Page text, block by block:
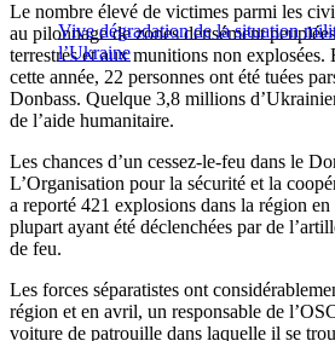
Vive dégradation de la situation
l’Ukraine
Le nombre élevé de victimes parmi les
au pilonnage de zones densément
terrestres et aux munitions non explosées.
cette année, 22 personnes ont été tuées
Donbass. Quelque 3,8 millions
de l’aide humanitaire.
Les chances d’un cessez-le-feu dans le
L’Organisation pour la sécurité et la
a reporté 421 explosions dans la région
plupart ayant été déclenchées par de
de feu.
Les forces séparatistes ont
région et en avril, un responsable de
voiture de patrouille dans laquelle il se